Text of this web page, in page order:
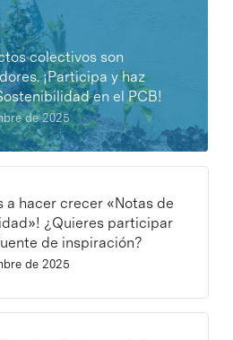
colectivos son
¡Participa y haz
en el PCB!
de 2025
a hacer crecer «Notas de
¿Quieres participar
de inspiración?
de 2025